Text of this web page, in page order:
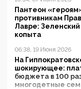
Пантеон
противникам
Лавре:
копыта
06:38, 19 Июня 2026
На
шокирующее:
бюджета в 100
многодетные